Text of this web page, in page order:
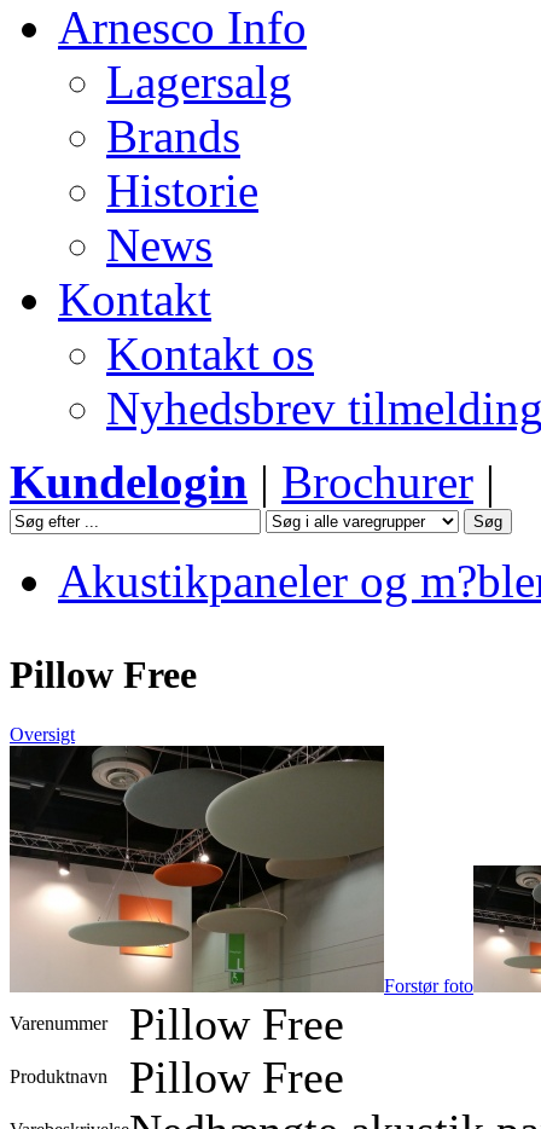
Arnesco Info
Lagersalg
Brands
Historie
News
Kontakt
Kontakt os
Nyhedsbrev
Kundelogin | Brochurer |
Akustikpaneler og
Pillow Free
Oversigt
Forstør foto
Varenummer
Pillow Free
Produktnavn Pillow Free